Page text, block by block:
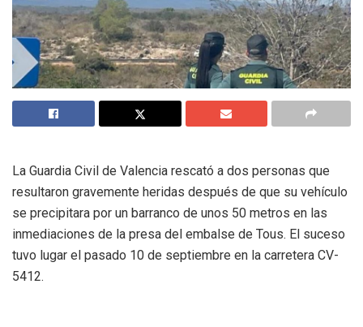
La Guardia Civil de Valencia rescató a dos personas que
resultaron gravemente heridas después de que su vehículo
se precipitara por un barranco de unos 50 metros en las
inmediaciones de la presa del embalse de Tous. El suceso
tuvo lugar el pasado 10 de septiembre en la carretera CV-
5412.